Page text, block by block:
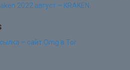
2022 август – KRAKEN.
– сайт Omg в Tor